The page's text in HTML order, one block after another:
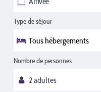
Type de séjour
Tous hébergements
Nombre de personnes